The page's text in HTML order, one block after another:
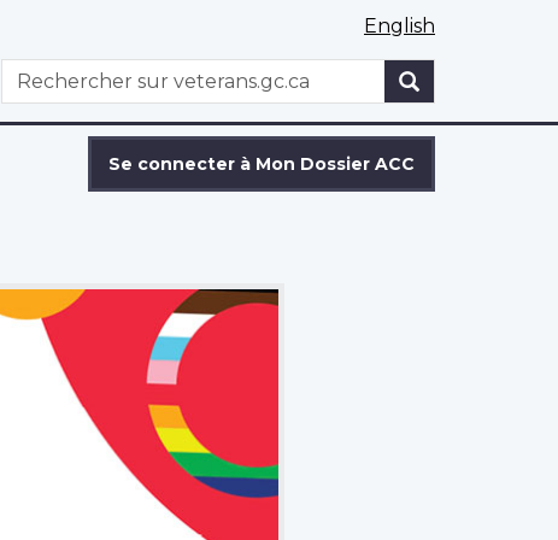
English
WxT
Search
Rechercher
Se connecter à Mon Dossier ACC